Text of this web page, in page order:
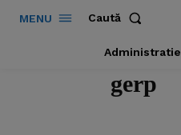
MENU Caută
Administratie
gerp